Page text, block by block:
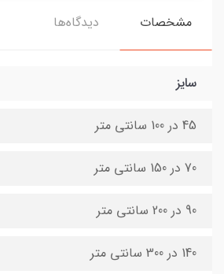
مشخصات دیدگاه‌ها
سایز
45 در 100 سانتی متر
70 در 150 سانتی متر
90 در 200 سانتی متر
140 در 300 سانتی متر